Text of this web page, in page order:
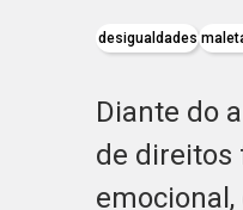
desigualdades
Diante do
de direitos